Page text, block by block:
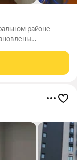
районе
Остается